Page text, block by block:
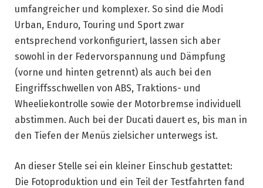
umfangreicher und komplexer. So sind die Modi
Urban, Enduro, Touring und Sport zwar
entsprechend vorkonfiguriert, lassen sich aber
sowohl in der Federvorspannung und Dämpfung
(vorne und hinten getrennt) als auch bei den
Eingriffsschwellen von ABS, Traktions- und
Wheeliekontrolle sowie der Motorbremse individuell
abstimmen. Auch bei der Ducati dauert es, bis man in
den Tiefen der Menüs zielsicher unterwegs ist.
An dieser Stelle sei ein kleiner Einschub gestattet:
Die Fotoproduktion und ein Teil der Testfahrten fand